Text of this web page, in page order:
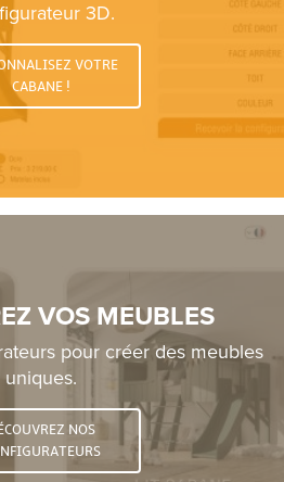
3D.
VOTRE
CABANE !
VOS MEUBLES
pour créer des meubles
uniques.
NOS